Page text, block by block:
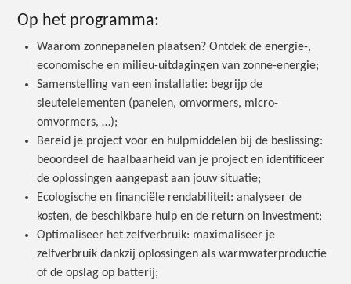
Op het programma:
Waarom zonnepanelen plaatsen? Ontdek de energie-,
economische en milieu-uitdagingen van zonne-energie;
Samenstelling van een installatie: begrijp de
sleutelelementen (panelen, omvormers, micro-
omvormers, …);
Bereid je project voor en hulpmiddelen bij de beslissing:
beoordeel de haalbaarheid van je project en identificeer
de oplossingen aangepast aan jouw situatie;
Ecologische en financiële rendabiliteit: analyseer de
kosten, de beschikbare hulp en de return on investment;
Optimaliseer het zelfverbruik: maximaliseer je
zelfverbruik dankzij oplossingen als warmwaterproductie
of de opslag op batterij;